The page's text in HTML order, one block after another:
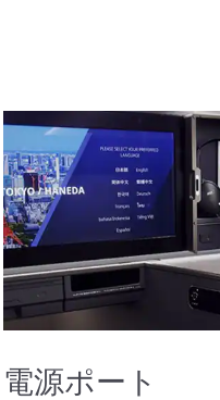
電源ポート